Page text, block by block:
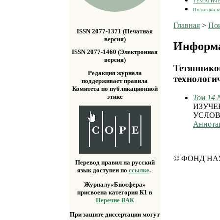
ISSN 2077-1371 (Печатная
версия)
ISSN 2077-1460 (Электронная
версия)
Редакция журнала
поддерживает правила
Комитета по публикационной
этике
Перевод правил на русский
язык доступен поссылке.
Журналу«Биосфера»
присвоена категория К1 в
Перечне ВАК
При защите диссертации могут
Политика
Главная >
Том 14
© ФОНД